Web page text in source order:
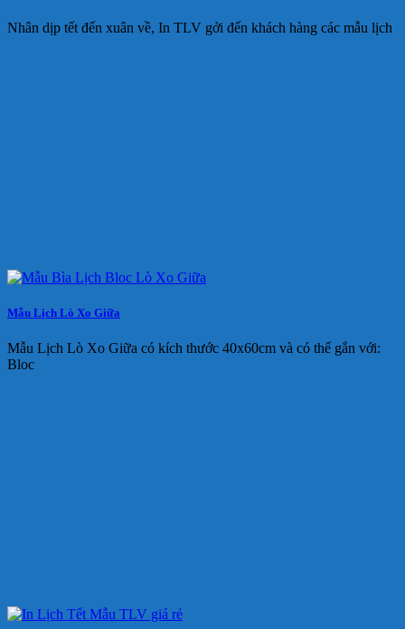
Nhân dịp tết đến xuân về, In TLV gởi đến khách hàng các mẫu lịch
Mẫu Lịch Lò Xo Giữa
Mẫu Lịch Lò Xo Giữa có kích thước 40x60cm và có thể gắn với:
Bloc